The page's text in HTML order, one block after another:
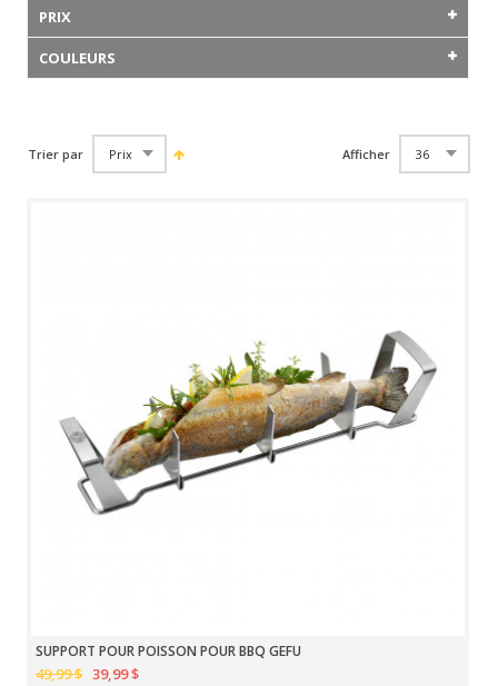
PRIX
COULEURS
Trier par Afficher
SUPPORT POUR POISSON POUR BBQ GEFU
49,99 $ 39,99 $